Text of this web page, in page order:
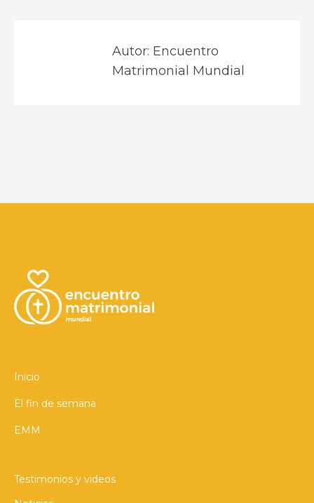
Autor: Encuentro
Matrimonial Mundial
Inicio
El fin de semana
EMM
Testimonios y videos